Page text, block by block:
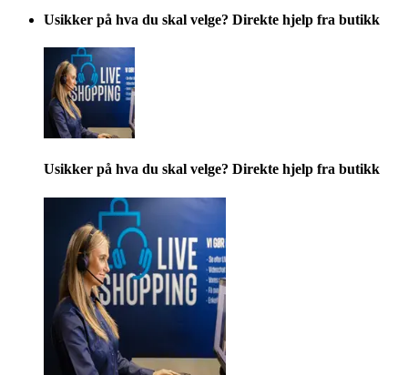
Usikker på hva du skal velge? Direkte hjelp fra butikk
Usikker på hva du skal velge? Direkte hjelp fra butikk